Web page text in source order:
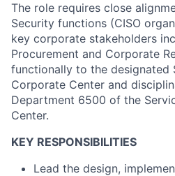
The role requires close
Security functions (CISO
key corporate stakeholders
Procurement and Corporate
functionally to the designated
Corporate Center and
Department 6500 of the
Center.
KEY RESPONSIBILITIES
Lead the design,